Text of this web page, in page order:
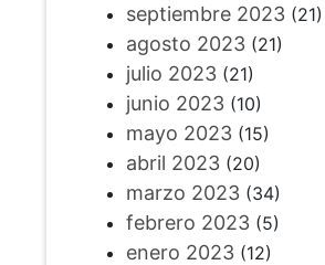
septiembre 2023(21)
agosto 2023(21)
julio 2023(21)
junio 2023(10)
mayo 2023(15)
abril 2023(20)
marzo 2023(34)
febrero 2023(5)
enero 2023(12)